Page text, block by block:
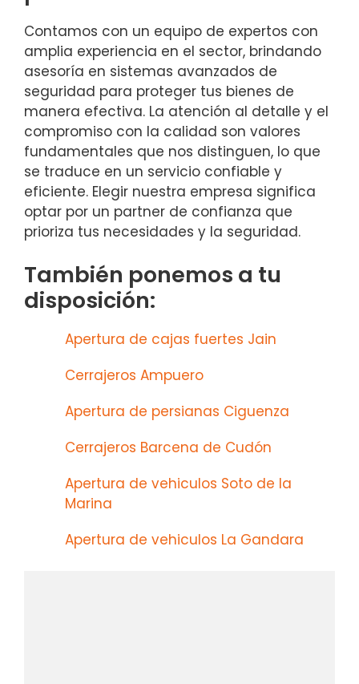
Contamos con un equipo de expertos con
amplia experiencia en el sector, brindando
asesoría en sistemas avanzados de
seguridad para proteger tus bienes de
manera efectiva. La atención al detalle y el
compromiso con la calidad son valores
fundamentales que nos distinguen, lo que
se traduce en un servicio confiable y
eficiente. Elegir nuestra empresa significa
optar por un partner de confianza que
prioriza tus necesidades y la seguridad.
También ponemos a tu
disposición:
Apertura de cajas fuertes Jain
Cerrajeros Ampuero
Apertura de persianas Ciguenza
Cerrajeros Barcena de Cudón
Apertura de vehiculos Soto de la
Marina
Apertura de vehiculos La Gandara